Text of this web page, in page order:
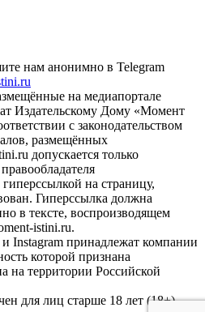
нам анонимно в Telegram
на медиапортале
Издательскому Дому «Момент
с законодательством
размещённых
допускается только
на страницу,
Гиперссылка должна
в тексте, воспроизводящем
istini.ru.
Instagram принадлежат компании
которой признана
на территории Российской
для лиц старше 18 лет (18+).